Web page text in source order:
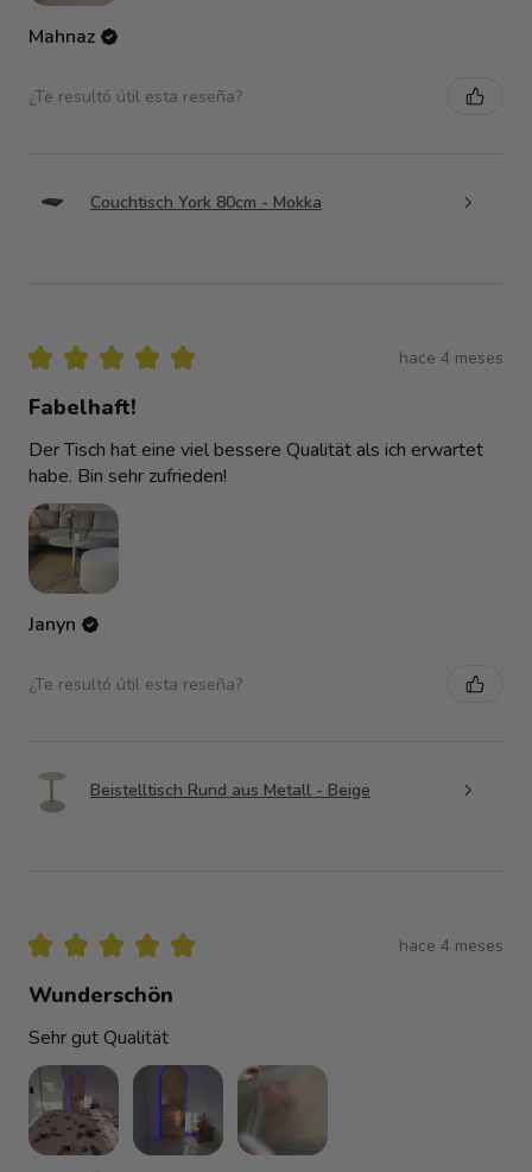
Mahnaz
¿Te resultó útil esta reseña?
Couchtisch York 80cm - Mokka
★ ★ ★ ★ ★ hace 4 meses
Fabelhaft!
Der Tisch hat eine viel bessere Qualität als ich erwartet
habe. Bin sehr zufrieden!
Janyn
¿Te resultó útil esta reseña?
Beistelltisch Rund aus Metall - Beige
★ ★ ★ ★ ★ hace 4 meses
Wunderschön
Sehr gut Qualität